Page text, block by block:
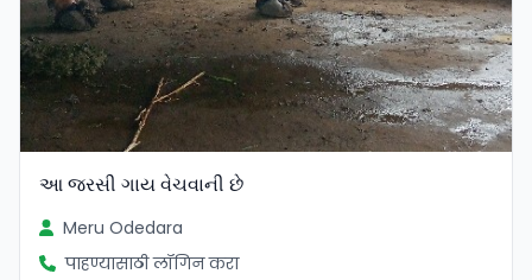
આ જરસી ગાય વેચવાની છે
Meru Odedara
पाहण्यासाठी लॉगिन करा